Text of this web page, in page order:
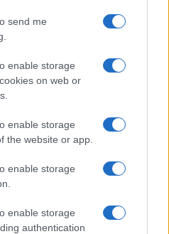
send me
enable storage
on web or
enable storage
the website or app.
enable storage
enable storage
authentication
μας
ιστορίες,
ενώνει κάθε μέρα.